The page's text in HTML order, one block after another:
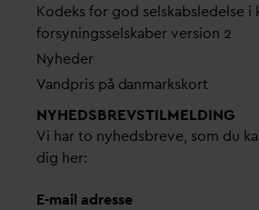
Kodeks for god selskabsledelse i
forsyningsselskaber version 2
Nyheder
Vandpris på danmarkskort
NYHEDSBREVS­TILMELDING
Vi har to nyhedsbreve, som du
dig her:
E-mail adresse